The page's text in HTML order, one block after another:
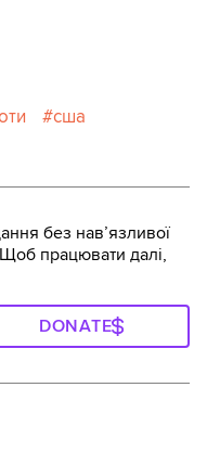
сша
без навʼязливої
працювати далі,
DONATE